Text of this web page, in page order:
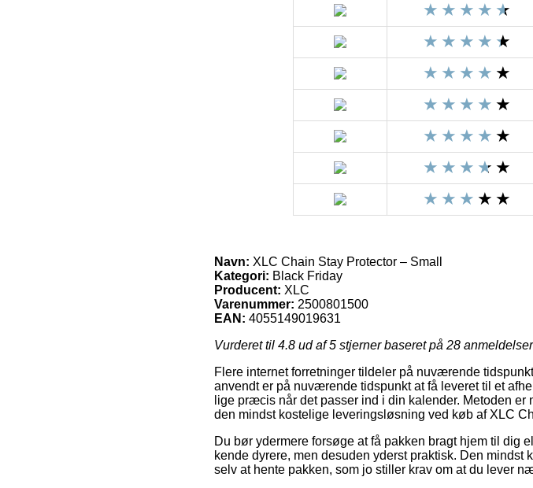
Navn: XLC Chain Stay Protector – Small
Kategori: Black Friday
Producent: XLC
Varenummer: 2500801500
EAN: 4055149019631
Vurderet til 4.8 ud af 5 stjerner baseret på 28 anmeldelser
Flere internet forretninger tildeler på nuværende
anvendt er på nuværende tidspunkt at få leveret til et
lige præcis når det passer ind i din kalender. Metoden
den mindst kostelige leveringsløsning ved køb af XLC
Du bør ydermere forsøge at få pakken bragt hjem til dig
kende dyrere, men desuden yderst praktisk. Den
selv at hente pakken, som jo stiller krav om at du lever